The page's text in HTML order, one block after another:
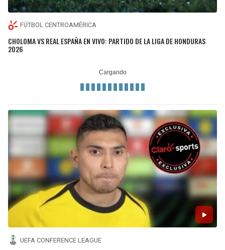
FÚTBOL CENTROAMÉRICA
CHOLOMA VS REAL ESPAÑA EN VIVO: PARTIDO DE LA LIGA DE HONDURAS
2026
UEFA CONFERENCE LEAGUE